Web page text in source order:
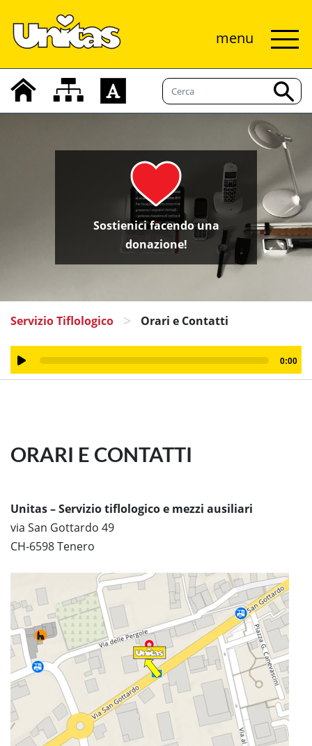
menu
Sostienici facendo una
donazione!
Servizio Tiflologico > Orari e Contatti
Audio
Player
0:00
ORARI E CONTATTI
Unitas – Servizio tiflologico e mezzi ausiliari
via San Gottardo 49
CH-6598 Tenero